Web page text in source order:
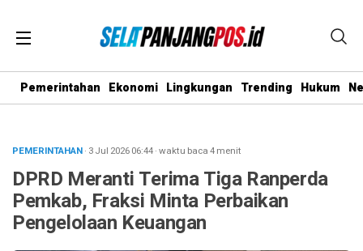
Pemerintahan Ekonomi Lingkungan Trending Hukum
PEMERINTAHAN· 3 Jul 202606:44·waktu baca 4 menit
DPRD Meranti Terima Tiga Ranperda
Pemkab, Fraksi Minta Perbaikan
Pengelolaan Keuangan